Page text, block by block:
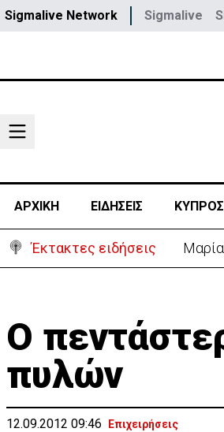
Sigmalive Network Sigmalive
ΑΡΧΙΚΗ ΕΙΔΗΣΕΙΣ ΚΥΠΡΟΣ
Έκτακτες ειδήσεις
Ο
πυλών
12.09.2012 09:46 Επιχειρήσεις